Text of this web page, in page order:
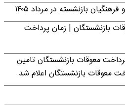
بازنشسته در مرداد ۱۴۰۵
بازنشستگان | زمان پرداخت
معوقات بازنشستگان تامین
معوقات بازنشستگان اعلام شد